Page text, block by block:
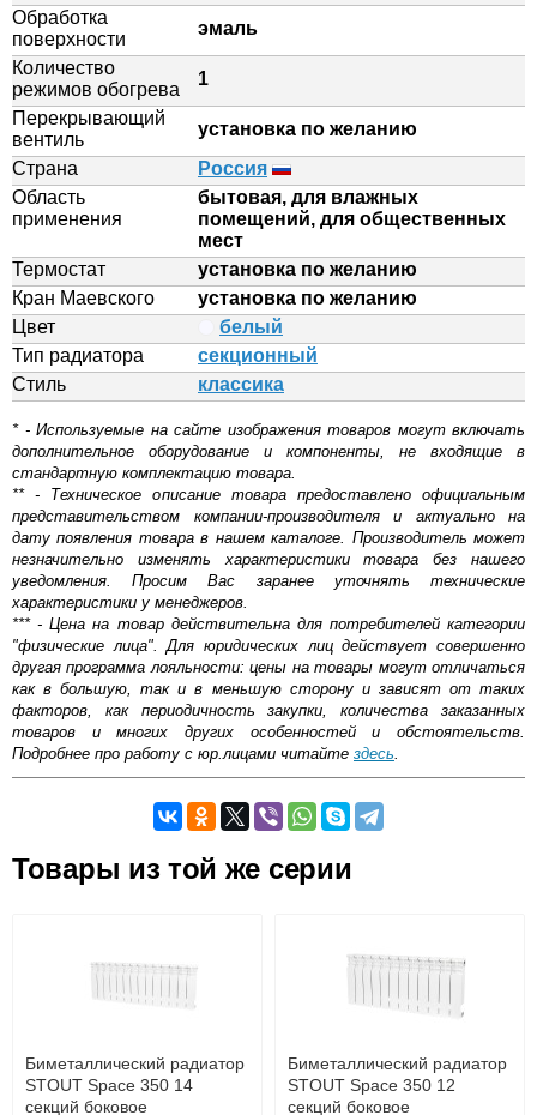
Обработка
поверхности
эмаль
Количество
режимов обогрева
1
Перекрывающий
вентиль
установка по желанию
Страна
Россия
Область
применения
бытовая, для влажных
помещений, для общественных
мест
Термостат
установка по желанию
Кран Маевского
установка по желанию
Цвет
белый
Тип радиатора
секционный
Стиль
классика
* - Используемые на сайте изображения товаров могут включать
дополнительное оборудование и компоненты, не входящие в
стандартную комплектацию товара.
** - Техническое описание товара предоставлено официальным
представительством компании-производителя и актуально на
дату появления товара в нашем каталоге. Производитель может
незначительно изменять характеристики товара без нашего
уведомления. Просим Вас заранее уточнять технические
характеристики у менеджеров.
*** - Цена на товар действительна для потребителей категории
"физические лица". Для юридических лиц действует совершенно
другая программа лояльности: цены на товары могут отличаться
как в большую, так и в меньшую сторону и зависят от таких
факторов, как периодичность закупки, количества заказанных
товаров и многих других особенностей и обстоятельств.
Подробнее про работу с юр.лицами читайте здесь
ОБЩИЙ РЕЙТИНГ
Антонина 4 сентября 2020 17:55
цены и характеристик. Нам для проекта требовались
именно такие радиаторы. Дизайнер сначала
советовала закупить модели намного дороже, но мы
Банковской картой на сайте в режиме реального
времени
Банковской картой при получении товара как при
Интернет-деньгами (Yandex-деньги, Web-money,
Qiwi-кошельки и другие).
Безналичный расчёт (возможно и с НДС)
Типы Радиаторов
радиатор состоит из 2 стальных листов,
которые имеют выштампованные углубления,
собранные в короб. Одна, две или три
Товары из той же серии
Биметаллический радиатор
STOUT Space 350 14
секций боковое
Биметаллический радиатор
STOUT Space 350 12
секций боковое